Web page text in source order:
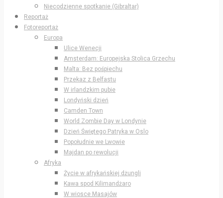
Niecodzienne spotkanie (Gibraltar)
Reportaż
Fotoreportaż
Europa
Ulice Wenecji
Amsterdam: Europejska Stolica Grzechu
Malta: Bez pośpiechu
Przekaz z Belfastu
W irlandzkim pubie
Londyński dzień
Camden Town
World Zombie Day w Londynie
Dzień Świętego Patryka w Oslo
Popołudnie we Lwowie
Majdan po rewolucji
Afryka
Życie w afrykańskiej dżungli
Kawa spod Kilimandżaro
W wiosce Masajów